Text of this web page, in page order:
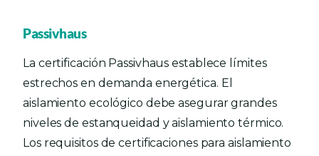
Passivhaus
La certificación Passivhaus establece límites
estrechos en demanda energética. El
aislamiento ecológico debe asegurar grandes
niveles de estanqueidad y aislamiento térmico.
Los requisitos de certificaciones para aislamiento